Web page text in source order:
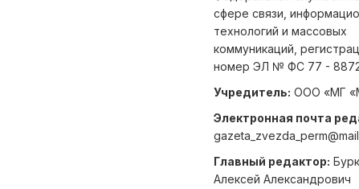
сфере связи,
технологий и массовых
коммуникаций,
номер ЭЛ № ФС 77 -
Учредитель: ООО «МГ
Электронная почта
Главный редактор:
Алексей Александрович